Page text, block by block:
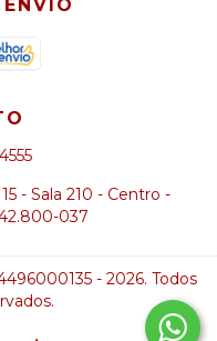
- Sala 210 - Centro -
037
- 2026. Todos